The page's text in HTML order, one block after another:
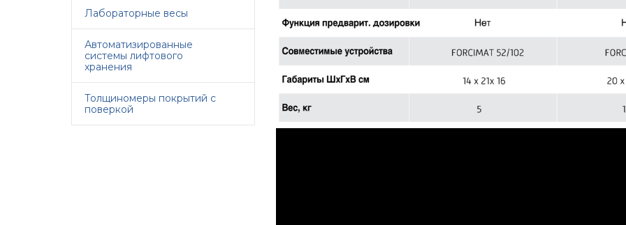
Лабораторные весы
Автоматизированные
системы лифтового
хранения
Толщиномеры покрытий с
поверкой